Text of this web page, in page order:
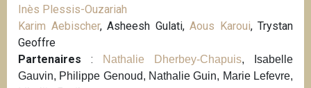
Inès Plessis-Ouzariah
Karim Aebischer, Asheesh Gulati, Aous Karoui, Trystan
Geoffre
Partenaires : Nathalie Dherbey-Chapuis, Isabelle
Gauvin, Philippe Genoud, Nathalie Guin, Marie Lefevre,